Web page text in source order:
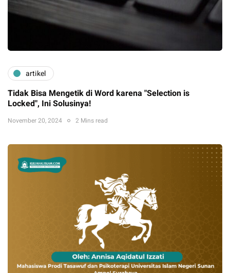
artikel
Tidak Bisa Mengetik di Word karena "Selection is
Locked", Ini Solusinya!
November 20, 2024 2 Mins read